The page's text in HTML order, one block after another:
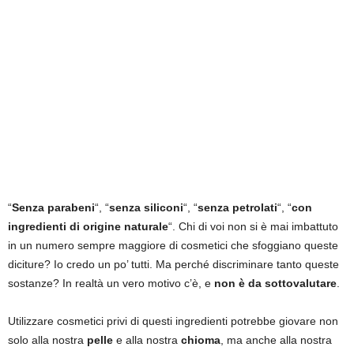
“Senza parabeni“, “senza siliconi“, “senza petrolati“, “con
ingredienti di origine naturale“. Chi di voi non si è mai imbattuto
in un numero sempre maggiore di cosmetici che sfoggiano queste
diciture? Io credo un po’ tutti. Ma perché discriminare tanto queste
sostanze? In realtà un vero motivo c’è, e non è da sottovalutare
Utilizzare cosmetici privi di questi ingredienti potrebbe giovare non
solo alla nostra pelle e alla nostra chioma , ma anche alla nostra